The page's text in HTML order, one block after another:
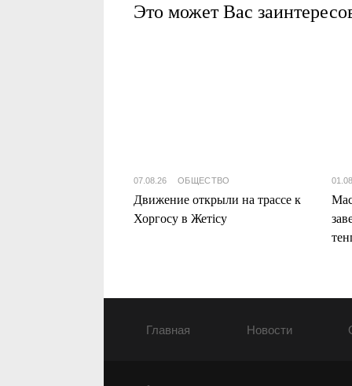
Это может Вас
07.08.26 ОБЩЕСТВО
Движение открыли на трассе к
Хоргосу в Жетісу
Главная Новости